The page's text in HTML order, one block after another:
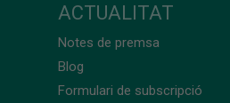
ACTUALITAT
Notes de premsa
Blog
Formulari de subscripció